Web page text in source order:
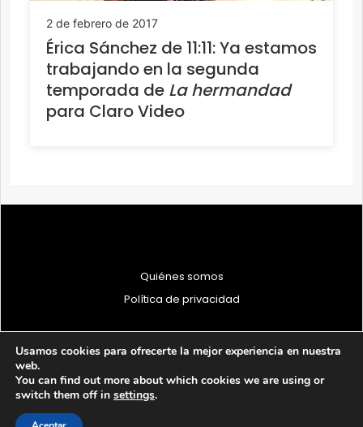
2 de febrero de 2017
Érica Sánchez de 11:11: Ya estamos
trabajando en la segunda
temporada de La hermandad
para Claro Video
Quiénes somos
Política de privacidad
© 1997 - 2026 PRODU - Todos los derechos reservados
Usamos cookies para ofrecerte la mejor experiencia en nuestra
web.
You can find out more about which cookies we are using or
switch them off in settings.